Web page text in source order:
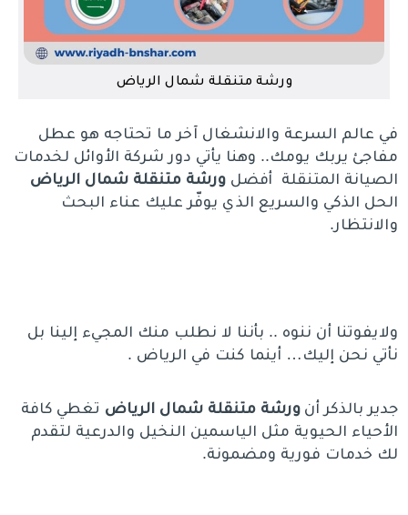
ورشة متنقلة شمال الرياض
في عالم السرعة والانشغال آخر ما تحتاجه هو عطل
مفاجئ يربك يومك.. وهنا يأتي دور شركة الأوائل لخدمات
الصيانة المتنقلة أفضلورشة متنقلة شمال الرياض
الحل الذكي والسريع الذي يوفّر عليك عناء البحث
والانتظار.
ولايفوتنا أن ننوه .. بأننا لا نطلب منك المجيء إلينا بل
نأتي نحن إليك… أينما كنت في الرياض .
جدير بالذكر أنورشة متنقلة شمال الرياض تغطي كافة
الأحياء الحيوية مثل الياسمين النخيل والدرعية لتقدم
لك خدمات فورية ومضمونة.